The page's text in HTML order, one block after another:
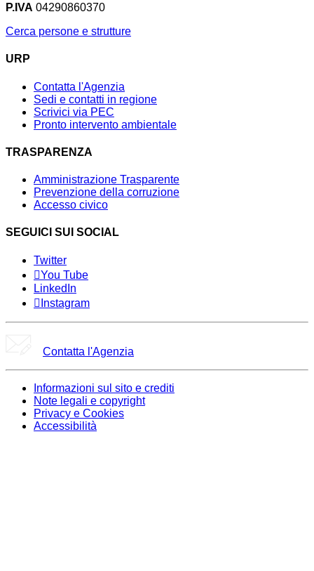
P.IVA 04290860370
Cerca persone e strutture
URP
Contatta l'Agenzia
Sedi e contatti in regione
Scrivici via PEC
Pronto intervento ambientale
TRASPARENZA
Amministrazione Trasparente
Prevenzione della corruzione
Accesso civico
SEGUICI SUI SOCIAL
Twitter
You Tube
LinkedIn
Instagram
Contatta l'Agenzia
Informazioni sul sito e crediti
Note legali e copyright
Privacy e Cookies
Accessibilità